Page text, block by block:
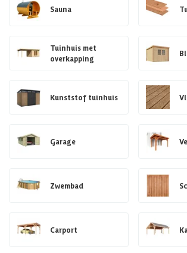
Sauna
Tuinhuis met
overkapping
Kunststof tuinhuis
Garage
Zwembad
Carport